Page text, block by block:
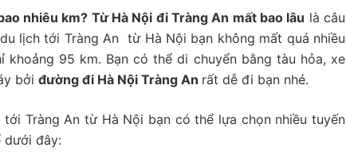
nhiêu km? Từ Hà Nội đi Tràng An mất bao lâu là câu
lịch tới Tràng An từ Hà Nội bạn không mất quá nhiều
95 km. Bạn có thể di chuyển bằng tàu hỏa, xe
bởi đường đi Hà Nội Tràng An rất dễ đi bạn nhé.
Tràng An từ Hà Nội bạn có thể lựa chọn nhiều tuyến
dưới đây: